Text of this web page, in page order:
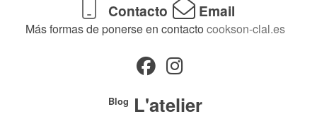
Contacto Email
Más formas de ponerse en contacto cookson-clal.es
Blog L'atelier